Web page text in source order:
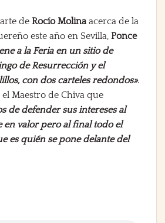
de Rocío Molina acerca de la
este año en Sevilla, Ponce
a la Feria en un sitio de
de Resurrección y el
con dos carteles redondos».
Maestro de Chiva que
de defender sus intereses al
en valor pero al final todo el
es quién se pone delante del